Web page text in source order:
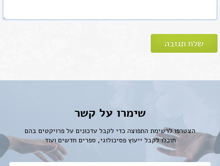
שימרו על קשר
הצטרפו לרשימת התפוצה כדי לקבל עדכונים על פרויקטים בהם
תוכלו לקבל ייעוץ פסיכולוגי, ספרים חדשים ועוד